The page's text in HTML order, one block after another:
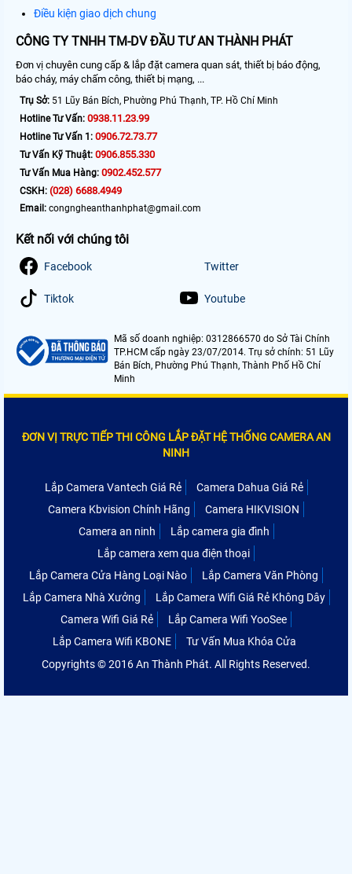
Điều kiện giao dịch chung
CÔNG TY TNHH TM-DV ĐẦU TƯ AN THÀNH PHÁT
Đơn vị chuyên cung cấp & lắp đặt camera quan sát, thiết bị báo động,
báo cháy, máy chấm công, thiết bị mạng, ...
Trụ Sở: 51 Lũy Bán Bích, Phường Phú Thạnh, TP. Hồ Chí Minh
Hotline Tư Vấn: 0938.11.23.99
Hotline Tư Vấn 1: 0906.72.73.77
Tư Vấn Kỹ Thuật: 0906.855.330
Tư Vấn Mua Hàng: 0902.452.577
CSKH: (028) 6688.4949
Email: congngheanthanhphat@gmail.com
Kết nối với chúng tôi
Facebook Twitter
Tiktok Youtube
Mã số doanh nghiệp: 0312866570 do Sở Tài Chính
TP.HCM cấp ngày 23/07/2014. Trụ sở chính: 51 Lũy
Bán Bích, Phường Phú Thạnh, Thành Phố Hồ Chí
Minh
ĐƠN VỊ TRỰC TIẾP THI CÔNG LẮP ĐẶT HỆ THỐNG CAMERA AN
NINH
Lắp Camera Vantech Giá Rẻ
Camera Dahua Giá Rẻ
Camera Kbvision Chính Hãng
Camera HIKVISION
Camera an ninh
Lắp camera gia đình
Lắp camera xem qua điện thoại
Lắp Camera Cửa Hàng Loại Nào
Lắp Camera Văn Phòng
Lắp Camera Nhà Xưởng
Lắp Camera Wifi Giá Rẻ Không Dây
Camera Wifi Giá Rẻ
Lắp Camera Wifi YooSee
Lắp Camera Wifi KBONE
Tư Vấn Mua Khóa Cửa
Copyrights © 2016 An Thành Phát. All Rights Reserved.